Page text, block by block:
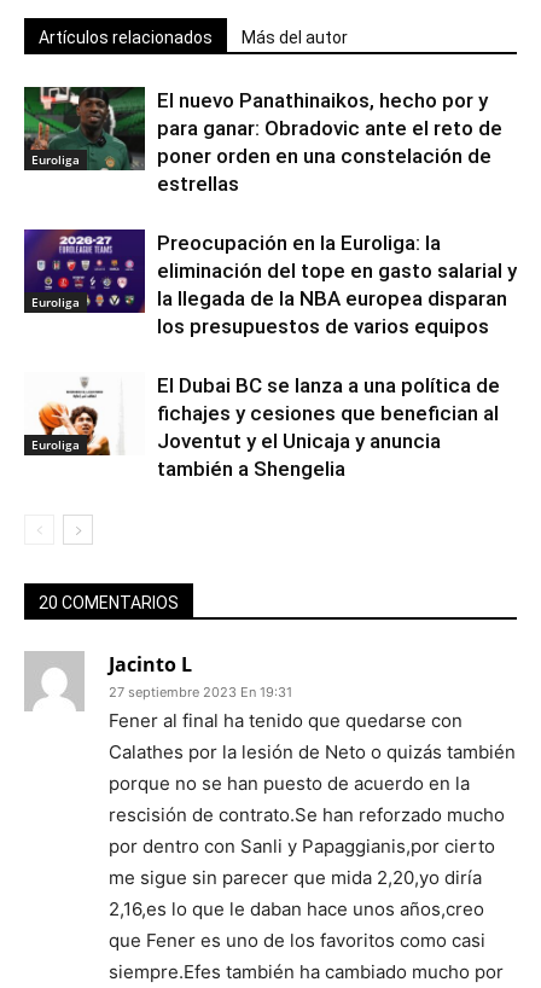
Artículos relacionados Más del autor
Euroliga
El nuevo Panathinaikos, hecho por y
para ganar: Obradovic ante el reto de
poner orden en una constelación de
estrellas
Euroliga
Preocupación en la Euroliga: la
eliminación del tope en gasto salarial y
la llegada de la NBA europea disparan
los presupuestos de varios equipos
Euroliga
El Dubai BC se lanza a una política de
fichajes y cesiones que benefician al
Joventut y el Unicaja y anuncia
también a Shengelia
20 COMENTARIOS
Jacinto L
27 septiembre 2023 En 19:31
Fener al final ha tenido que quedarse con
Calathes por la lesión de Neto o quizás también
porque no se han puesto de acuerdo en la
rescisión de contrato.Se han reforzado mucho
por dentro con Sanli y Papaggianis,por cierto
me sigue sin parecer que mida 2,20,yo diría
2,16,es lo que le daban hace unos años,creo
que Fener es uno de los favoritos como casi
siempre.Efes también ha cambiado mucho por